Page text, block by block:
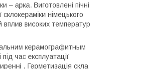
арка. Виготовлені пічні
німецького
високих температур
керамографитным
час експлуатації
. Герметизація скла